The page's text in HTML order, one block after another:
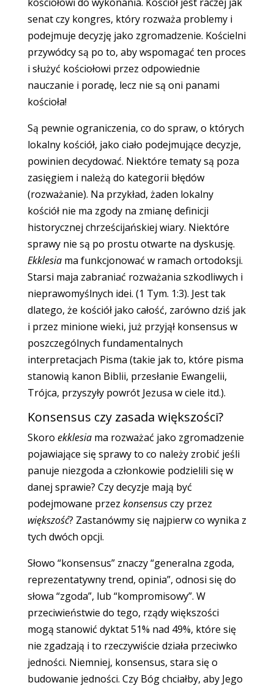
senat czy kongres, który rozważa problemy i
podejmuje decyzję jako zgromadzenie. Kościelni
przywódcy są po to, aby wspomagać ten proces
i służyć kościołowi przez odpowiednie
nauczanie i poradę, lecz nie są oni panami
kościoła!
Są pewnie ograniczenia, co do spraw, o których
lokalny kościół, jako ciało podejmujące decyzje,
powinien decydować. Niektóre tematy są poza
zasięgiem i należą do kategorii błędów
(rozważanie). Na przykład, żaden lokalny
kościół nie ma zgody na zmianę definicji
historycznej chrześcijańskiej wiary. Niektóre
sprawy nie są po prostu otwarte na dyskusję.
Ekklesiama funkcjonować w ramach ortodoksji.
Starsi maja zabraniać rozważania szkodliwych i
nieprawomyślnych idei. (1 Tym. 1:3). Jest tak
dlatego, że kościół jako całość, zarówno dziś jak
i przez minione wieki, już przyjął konsensus w
poszczególnych fundamentalnych
interpretacjach Pisma (takie jak to, które pisma
stanowią kanon Biblii, przesłanie Ewangelii,
Trójca, przyszyły powrót Jezusa w ciele itd.).
Konsensus czy zasada większości?
Skoro ekklesiama rozważać jako zgromadzenie
pojawiające się sprawy to co należy zrobić jeśli
panuje niezgoda a członkowie podzielili się w
danej sprawie? Czy decyzje mają być
podejmowane przez konsensusczy przez
większość? Zastanówmy się najpierw co wynika z
tych dwóch opcji.
Słowo “konsensus” znaczy “generalna zgoda,
reprezentatywny trend, opinia”, odnosi się do
słowa “zgoda”, lub “kompromisowy”. W
przeciwieństwie do tego, rządy większości
mogą stanowić dyktat 51% nad 49%, które się
nie zgadzają i to rzeczywiście działa przeciwko
jedności. Niemniej, konsensus, stara się o
budowanie jedności. Czy Bóg chciałby, aby Jego